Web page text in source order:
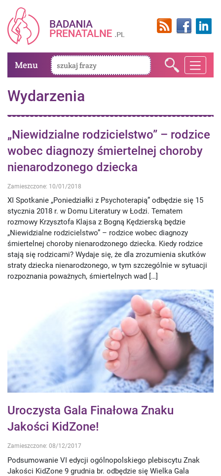
Menu
Wydarzenia
„Niewidzialne rodzicielstwo” – rodzice
wobec diagnozy śmiertelnej choroby
nienarodzonego dziecka
Zamieszczone: 10/01/2018
XI Spotkanie „Poniedziałki z Psychoterapią” odbędzie się 15
stycznia 2018 r. w Domu Literatury w Łodzi. Tematem
rozmowy Krzysztofa Klajsa z Bogną Kędzierską będzie
„Niewidzialne rodzicielstwo” – rodzice wobec diagnozy
śmiertelnej choroby nienarodzonego dziecka. Kiedy rodzice
stają się rodzicami? Wydaje się, że dla zrozumienia skutków
straty dziecka nienarodzonego, w tym szczególnie w sytuacji
rozpoznania poważnych, śmiertelnych wad […]
Uroczysta Gala Finałowa Znaku
Jakości KidZone!
Zamieszczone: 08/12/2017
Podsumowanie VI edycji ogólnopolskiego plebiscytu Znak
Jakości KidZone 9 grudnia br. odbędzie się Wielka Gala